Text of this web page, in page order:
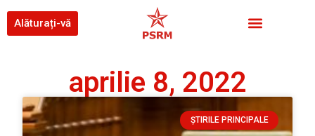
Alăturați-vă
aprilie 8, 2022
ȘTIRILE PRINCIPALE